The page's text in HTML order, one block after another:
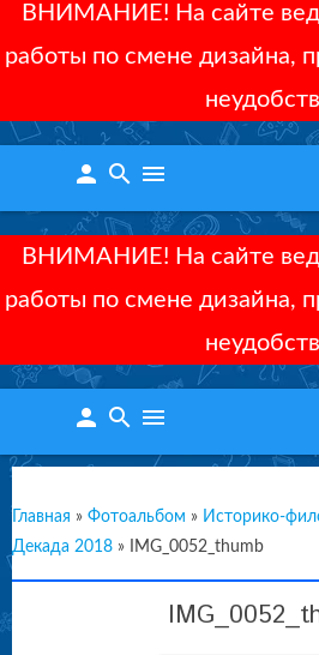
ВНИМАНИЕ! На сайте
работы по смене дизайна,
person search menu
ВНИМАНИЕ! На сайте
работы по смене дизайна,
person search menu
Главная » Фотоальбом » Историко-
Декада 2018 » IMG_0052_thumb